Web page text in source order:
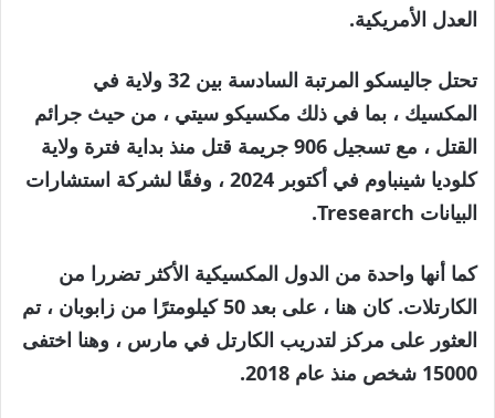
العدل الأمريكية.
تحتل جاليسكو المرتبة السادسة بين 32 ولاية في
المكسيك ، بما في ذلك مكسيكو سيتي ، من حيث جرائم
القتل ، مع تسجيل 906 جريمة قتل منذ بداية فترة ولاية
كلوديا شينباوم في أكتوبر 2024 ، وفقًا لشركة استشارات
البيانات Tresearch.
كما أنها واحدة من الدول المكسيكية الأكثر تضررا من
الكارتلات. كان هنا ، على بعد 50 كيلومترًا من زابوبان ، تم
العثور على مركز لتدريب الكارتل في مارس ، وهنا اختفى
15000 شخص منذ عام 2018.